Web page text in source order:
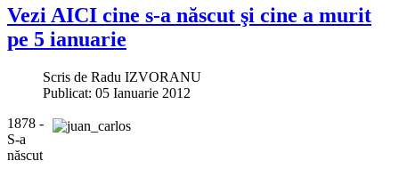
Vezi AICI cine s-a născut şi cine a murit
pe 5 ianuarie
Scris de Radu IZVORANU
Publicat: 05 Ianuarie 2012
1878 -
S-a
născut